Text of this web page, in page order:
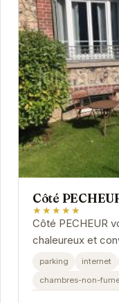
Côté
★★★★★
Côté PECHEUR
chaleureux et
relaxant dans
parking internet
chambres-non-